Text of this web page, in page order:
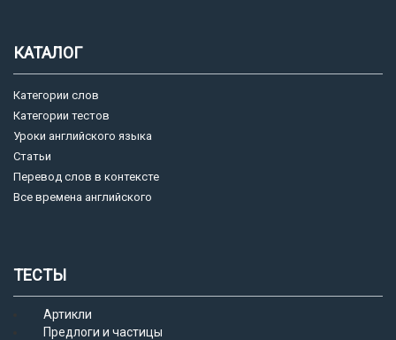
КАТАЛОГ
Категории слов
Категории тестов
Уроки английского языка
Статьи
Перевод слов в контексте
Все времена английского
ТЕСТЫ
Артикли
Предлоги и частицы